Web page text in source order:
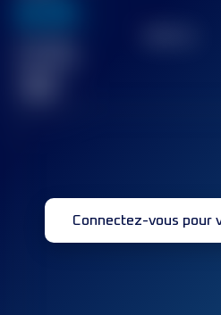
Connectez-vous pour